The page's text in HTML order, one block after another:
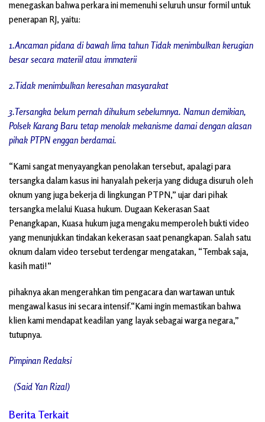
menegaskan bahwa perkara ini memenuhi seluruh unsur formil untuk
penerapan RJ, yaitu:
1.Ancaman pidana di bawah lima tahun Tidak menimbulkan kerugian
besar secara materiil atau immaterii
2.Tidak menimbulkan keresahan masyarakat
3.Tersangka belum pernah dihukum sebelumnya. Namun demikian,
Polsek Karang Baru tetap menolak mekanisme damai dengan alasan
pihak PTPN enggan berdamai.
“Kami sangat menyayangkan penolakan tersebut, apalagi para
tersangka dalam kasus ini hanyalah pekerja yang diduga disuruh oleh
oknum yang juga bekerja di lingkungan PTPN,” ujar dari pihak
tersangka melalui Kuasa hukum. Dugaan Kekerasan Saat
Penangkapan, Kuasa hukum juga mengaku memperoleh bukti video
yang menunjukkan tindakan kekerasan saat penangkapan. Salah satu
oknum dalam video tersebut terdengar mengatakan, “Tembak saja,
kasih mati!”
pihaknya akan mengerahkan tim pengacara dan wartawan untuk
mengawal kasus ini secara intensif.“Kami ingin memastikan bahwa
klien kami mendapat keadilan yang layak sebagai warga negara,”
tutupnya.
Pimpinan Redaksi
(Said Yan Rizal)
Berita Terkait